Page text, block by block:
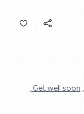
Get well soon ,